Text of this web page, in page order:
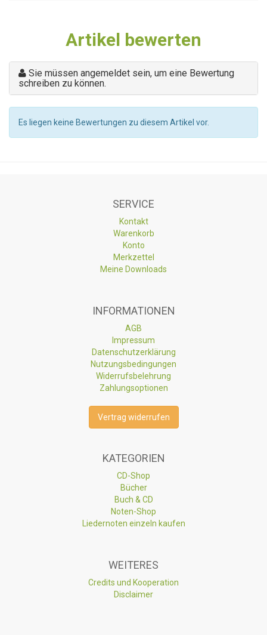
Artikel bewerten
Sie müssen angemeldet sein, um eine Bewertung
schreiben zu können.
Es liegen keine Bewertungen zu diesem Artikel vor.
SERVICE
Kontakt
Warenkorb
Konto
Merkzettel
Meine Downloads
INFORMATIONEN
AGB
Impressum
Datenschutzerklärung
Nutzungsbedingungen
Widerrufsbelehrung
Zahlungsoptionen
Vertrag widerrufen
KATEGORIEN
CD-Shop
Bücher
Buch & CD
Noten-Shop
Liedernoten einzeln kaufen
WEITERES
Credits und Kooperation
Disclaimer